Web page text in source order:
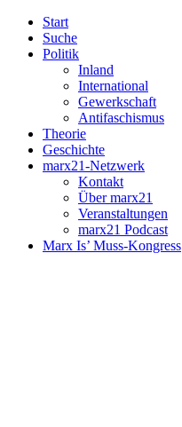
Start
Suche
Politik
Inland
International
Gewerkschaft
Antifaschismus
Theorie
Geschichte
marx21-Netzwerk
Kontakt
Über marx21
Veranstaltungen
marx21 Podcast
Marx Is’ Muss-Kongress